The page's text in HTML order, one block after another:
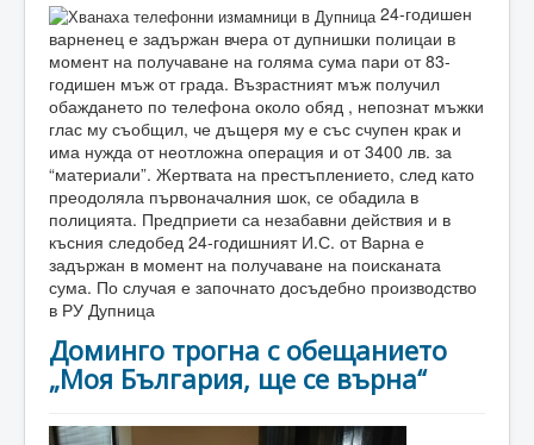
24-годишен
варненец е задържан вчера от дупнишки полицаи в
момент на получаване на голяма сума пари от 83-
годишен мъж от града. Възрастният мъж получил
обаждането по телефона около обяд , непознат мъжки
глас му съобщил, че дъщеря му е със счупен крак и
има нужда от неотложна операция и от 3400 лв. за
“материали”. Жертвата на престъплението, след като
преодоляла първоначалния шок, се обадила в
полицията. Предприети са незабавни действия и в
късния следобед 24-годишният И.С. от Варна е
задържан в момент на получаване на поисканата
сума. По случая е започнато досъдебно производство
в РУ Дупница
Доминго трогна с обещанието
„Моя България, ще се върна“